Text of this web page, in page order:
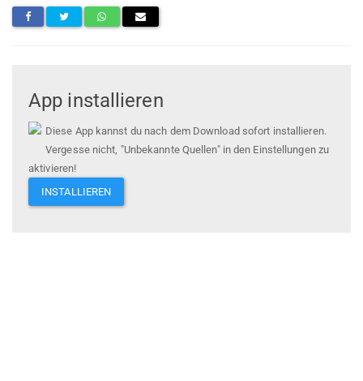
App installieren
Diese App kannst du nach dem Download sofort installieren.
Vergesse nicht, "Unbekannte Quellen" in den Einstellungen zu
aktivieren!
INSTALLIEREN